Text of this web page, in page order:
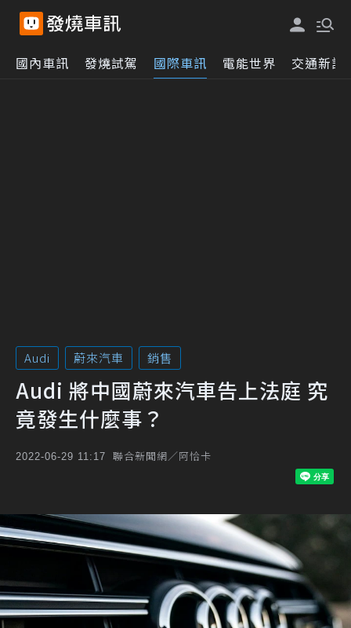
國內車訊 發燒試駕 國際車訊 電能世界 交通新訊
Audi 蔚來汽車 銷售
Audi 將中國蔚來汽車告上法庭 究
竟發生什麼事？
2022-06-29 11:17 聯合新聞網／阿恰卡